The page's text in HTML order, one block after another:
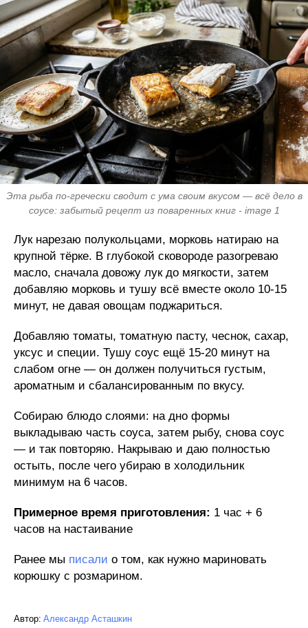
Эта рыба по-гречески сводит с ума своим вкусом — всё дело в
соусе: забытый рецепт из поваренных книг - image 1
Лук нарезаю полукольцами, морковь натираю на
крупной тёрке. В глубокой сковороде разогреваю
масло, сначала довожу лук до мягкости, затем
добавляю морковь и тушу всё вместе около 10-15
минут, не давая овощам поджариться.
Добавляю томаты, томатную пасту, чеснок, сахар,
уксус и специи. Тушу соус ещё 15-20 минут на
слабом огне — он должен получиться густым,
ароматным и сбалансированным по вкусу.
Собираю блюдо слоями: на дно формы
выкладываю часть соуса, затем рыбу, снова соус
— и так повторяю. Накрываю и даю полностью
остыть, после чего убираю в холодильник
минимум на 6 часов.
Примерное время приготовления: 1 час + 6
часов на настаивание
Ранее мы писали о том, как нужно мариновать
корюшку с розмарином.
Автор: Александр Асташкин